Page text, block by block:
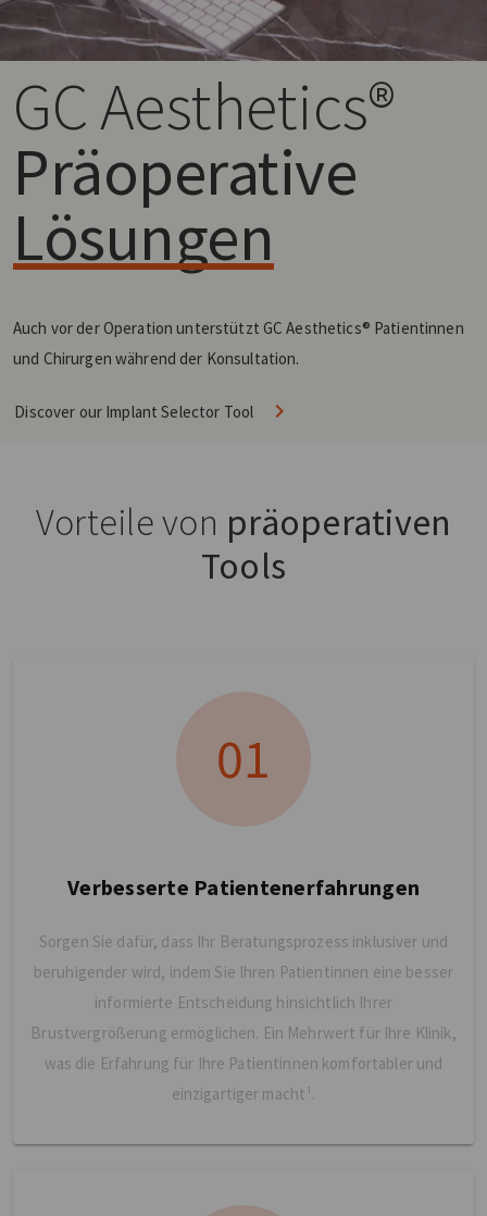
GC Aesthetics®
Präoperative
Lösungen
Auch vor der Operation unterstützt GC Aesthetics® Patientinnen
und Chirurgen während der Konsultation.
Discover our Implant Selector Tool
Vorteile von präoperativen
Tools
Verbesserte Patientenerfahrungen
Sorgen Sie dafür, dass Ihr Beratungsprozess inklusiver und
beruhigender wird, indem Sie Ihren Patientinnen eine besser
informierte Entscheidung hinsichtlich Ihrer
Brustvergrößerung ermöglichen. Ein Mehrwert für Ihre Klinik,
was die Erfahrung für Ihre Patientinnen komfortabler und
einzigartiger macht¹.